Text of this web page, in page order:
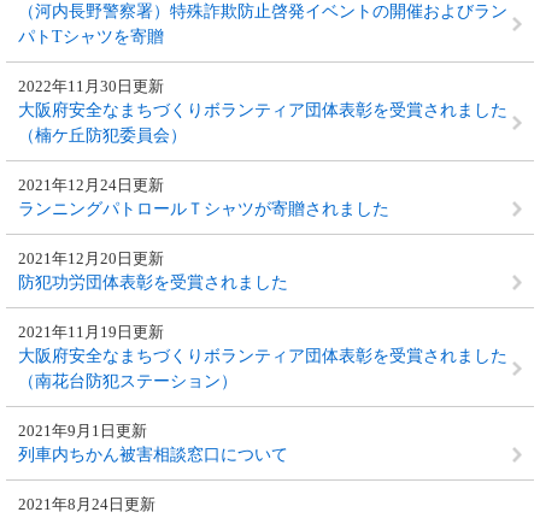
（河内長野警察署）特殊詐欺防止啓発イベントの開催およびラン
パトTシャツを寄贈
大阪府安全なまちづくりボランティア団体表彰を受賞されました
（楠ケ丘防犯委員会）
2022年11月30日更新
ランニングパトロールＴシャツが寄贈されました
2021年12月24日更新
防犯功労団体表彰を受賞されました
2021年12月20日更新
大阪府安全なまちづくりボランティア団体表彰を受賞されました
（南花台防犯ステーション）
2021年11月19日更新
列車内ちかん被害相談窓口について
2021年9月1日更新
2021年8月24日更新